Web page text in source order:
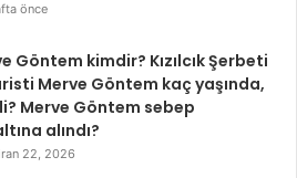
önce
Göntem kimdir? Kızılcık Şerbeti
Merve Göntem kaç yaşında,
Merve Göntem sebep
alındı?
22, 2026